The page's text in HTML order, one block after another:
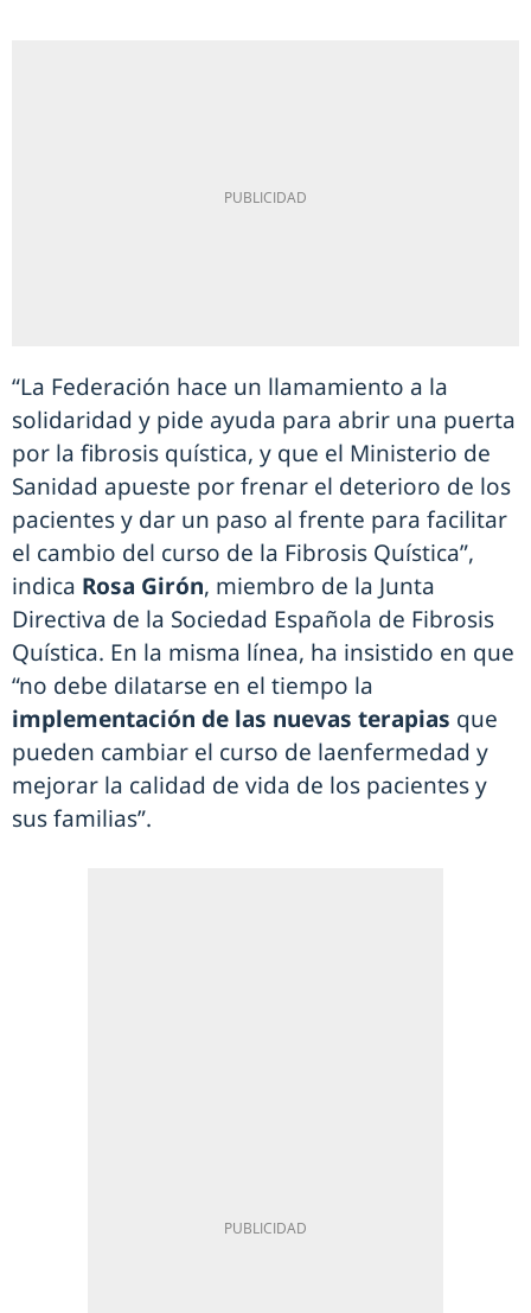
“La Federación hace un llamamiento a la
solidaridad y pide ayuda para abrir una puerta
por la fibrosis quística, y que el Ministerio de
Sanidad apueste por frenar el deterioro de los
pacientes y dar un paso al frente para facilitar
el cambio del curso de la Fibrosis Quística”,
indica Rosa Girón, miembro de la Junta
Directiva de la Sociedad Española de Fibrosis
Quística. En la misma línea, ha insistido en que
“no debe dilatarse en el tiempo la
implementación de las nuevas terapias que
pueden cambiar el curso de laenfermedad y
mejorar la calidad de vida de los pacientes y
sus familias”.